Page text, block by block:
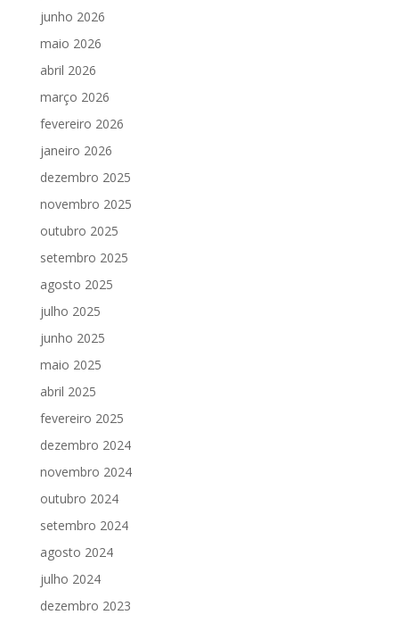
junho 2026
maio 2026
abril 2026
março 2026
fevereiro 2026
janeiro 2026
dezembro 2025
novembro 2025
outubro 2025
setembro 2025
agosto 2025
julho 2025
junho 2025
maio 2025
abril 2025
fevereiro 2025
dezembro 2024
novembro 2024
outubro 2024
setembro 2024
agosto 2024
julho 2024
dezembro 2023